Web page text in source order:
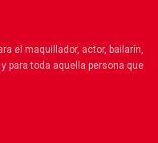
el maquillador, actor, bailarín,
para toda aquella persona que